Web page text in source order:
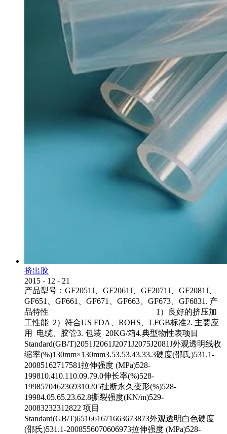
挤出胶
2015 - 12 - 21
产品型号：GF2051J、GF2061J、GF2071J、GF2081J、
GF651、GF661、GF671、GF663、GF673、GF6831. 产
品特性 1）良好的挤压加
工性能 2）符合US FDA、ROHS、LFGB标准2. 主要应
用 电缆、胶管3. 包装 20KG/箱4.典型物性表项目
Standard(GB/T)2051J2061J2071J2075J2081J外观透明线收
缩率(%)130mm×130mm3.53.53.43.33.3硬度(邵氏)531.1-
20085162717581拉伸强度 (MPa)528-
199810.410.110.09.79.0伸长率(%)528-
1998570462369310205扯断永久变形(%)528-
19984.05.65.23.62.8撕裂强度(KN/m)529-
20083232312822 项目
Standard(GB/T)651661671663673873外观透明白色硬度
(邵氏)531.1-2008556070606973拉伸强度 (MPa)528-